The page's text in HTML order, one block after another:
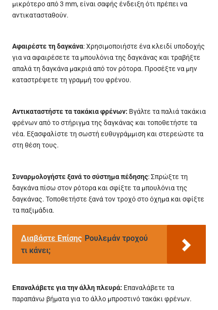
μικρότερο από 3 mm, είναι σαφής ένδειξη ότι πρέπει να
αντικατασταθούν.
Αφαιρέστε τη δαγκάνα: Χρησιμοποιήστε ένα κλειδί υποδοχής
για να αφαιρέσετε τα μπουλόνια της δαγκάνας και τραβήξτε
απαλά τη δαγκάνα μακριά από τον ρότορα. Προσέξτε να μην
καταστρέψετε τη γραμμή του φρένου.
Αντικαταστήστε τα τακάκια φρένων: Βγάλτε τα παλιά τακάκια
φρένων από το στήριγμα της δαγκάνας και τοποθετήστε τα
νέα. Εξασφαλίστε τη σωστή ευθυγράμμιση και στερεώστε τα
στη θέση τους.
Συναρμολογήστε ξανά το σύστημα πέδησης: Σπρώξτε τη
δαγκάνα πίσω στον ρότορα και σφίξτε τα μπουλόνια της
δαγκάνας. Τοποθετήστε ξανά τον τροχό στο όχημα και σφίξτε
τα παξιμάδια.
Διαβάστε Επίσης Ρουλεμάν τροχού
τι κάνει;
Επαναλάβετε για την άλλη πλευρά: Επαναλάβετε τα
παραπάνω βήματα για το άλλο μπροστινό τακάκι φρένων.